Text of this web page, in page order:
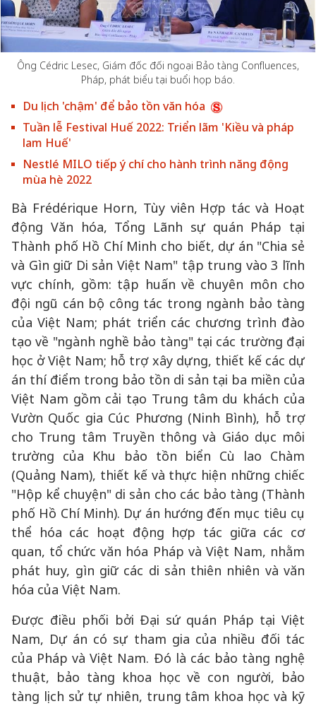
Ông Cédric Lesec, Giám đốc đối ngoại Bảo tàng Confluences,
Pháp, phát biểu tại buổi họp báo.
Du lịch 'chậm' để bảo tồn văn hóa
Tuần lễ Festival Huế 2022: Triển lãm 'Kiều và pháp
lam Huế'
Nestlé MILO tiếp ý chí cho hành trình năng động
mùa hè 2022
Bà Frédérique Horn, Tùy viên Hợp tác và Hoạt
động Văn hóa, Tổng Lãnh sự quán Pháp tại
Thành phố Hồ Chí Minh cho biết, dự án "Chia sẻ
và Gìn giữ Di sản Việt Nam" tập trung vào 3 lĩnh
vực chính, gồm: tập huấn về chuyên môn cho
đội ngũ cán bộ công tác trong ngành bảo tàng
của Việt Nam; phát triển các chương trình đào
tạo về "ngành nghề bảo tàng" tại các trường đại
học ở Việt Nam; hỗ trợ xây dựng, thiết kế các dự
án thí điểm trong bảo tồn di sản tại ba miền của
Việt Nam gồm cải tạo Trung tâm du khách của
Vườn Quốc gia Cúc Phương (Ninh Bình), hỗ trợ
cho Trung tâm Truyền thông và Giáo dục môi
trường của Khu bảo tồn biển Cù lao Chàm
(Quảng Nam), thiết kế và thực hiện những chiếc
"Hộp kể chuyện" di sản cho các bảo tàng (Thành
phố Hồ Chí Minh). Dự án hướng đến mục tiêu cụ
thể hóa các hoạt động hợp tác giữa các cơ
quan, tổ chức văn hóa Pháp và Việt Nam, nhằm
phát huy, gìn giữ các di sản thiên nhiên và văn
hóa của Việt Nam.
Được điều phối bởi Đại sứ quán Pháp tại Việt
Nam, Dự án có sự tham gia của nhiều đối tác
của Pháp và Việt Nam. Đó là các bảo tàng nghệ
thuật, bảo tàng khoa học về con người, bảo
tàng lịch sử tự nhiên, trung tâm khoa học và kỹ